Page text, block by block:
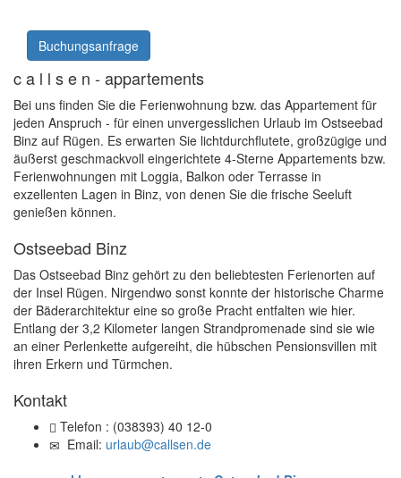
Buchungsanfrage
c a l l s e n - appartements
Bei uns finden Sie die Ferienwohnung bzw. das Appartement für
jeden Anspruch - für einen unvergesslichen Urlaub im Ostseebad
Binz auf Rügen. Es erwarten Sie lichtdurchflutete, großzügige und
äußerst geschmackvoll eingerichtete 4-Sterne Appartements bzw.
Ferienwohnungen mit Loggia, Balkon oder Terrasse in
exzellenten Lagen in Binz, von denen Sie die frische Seeluft
genießen können.
Ostseebad Binz
Das Ostseebad Binz gehört zu den beliebtesten Ferienorten auf
der Insel Rügen. Nirgendwo sonst konnte der historische Charme
der Bäderarchitektur eine so große Pracht entfalten wie hier.
Entlang der 3,2 Kilometer langen Strandpromenade sind sie wie
an einer Perlenkette aufgereiht, die hübschen Pensionsvillen mit
ihren Erkern und Türmchen.
Kontakt
Telefon : (038393) 40 12-0
Email: urlaub@callsen.de